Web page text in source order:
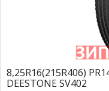
8,25R16(215R406)
DEESTONE SV402